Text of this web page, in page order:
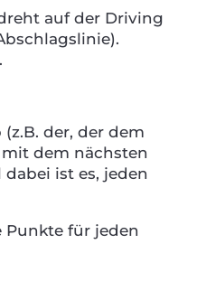
auf der Driving
der, der dem
dem nächsten
ist es, jeden
Punkte für jeden